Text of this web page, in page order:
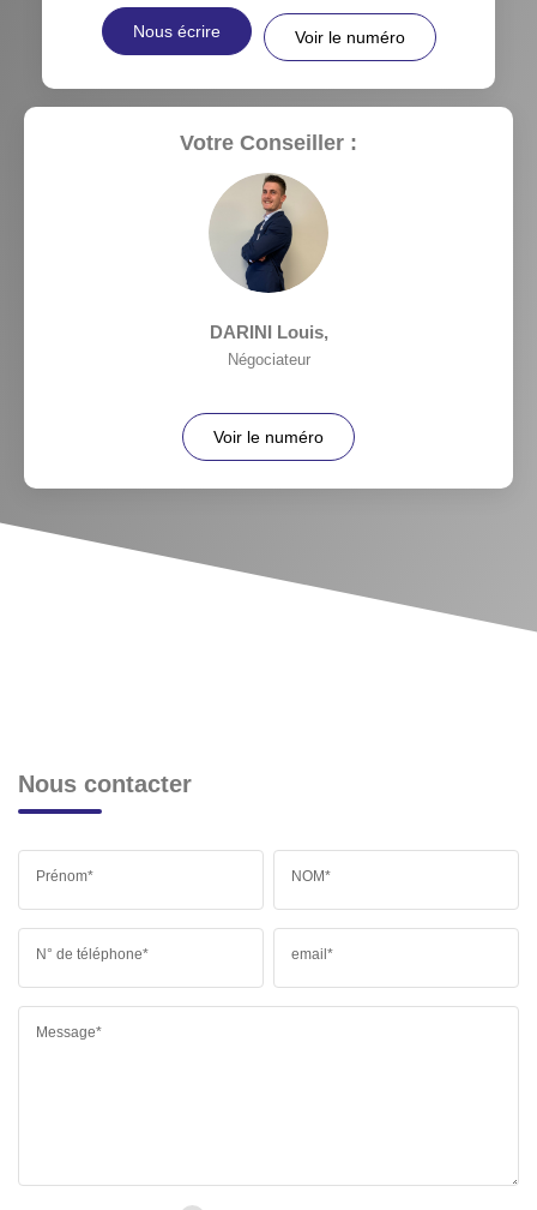
Nous écrire Voir le numéro
Votre Conseiller :
DARINI Louis,
Négociateur
Voir le numéro
Nous contacter
Prénom* NOM*
N° de téléphone* email*
Message*